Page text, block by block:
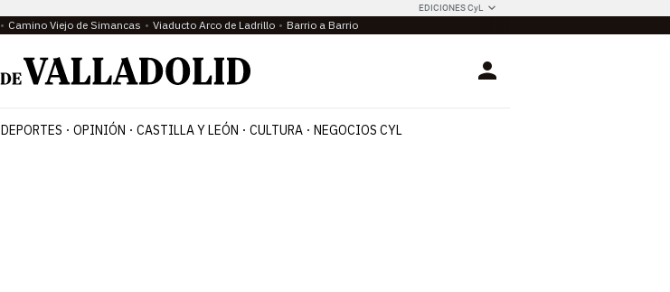
EDICIONES CyL
Camino Viejo de Simancas Viaducto Arco de Ladrillo Barrio a Barrio
Login
DEPORTES OPINIÓN CASTILLA Y LEÓN CULTURA NEGOCIOS CYL